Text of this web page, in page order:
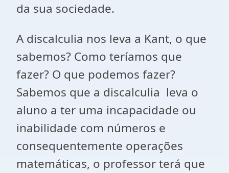
da sua sociedade.
A discalculia nos leva a Kant, o que
sabemos? Como teríamos que
fazer? O que podemos fazer?
Sabemos que a discalculia leva o
aluno a ter uma incapacidade ou
inabilidade com números e
consequentemente operações
matemáticas, o professor terá que